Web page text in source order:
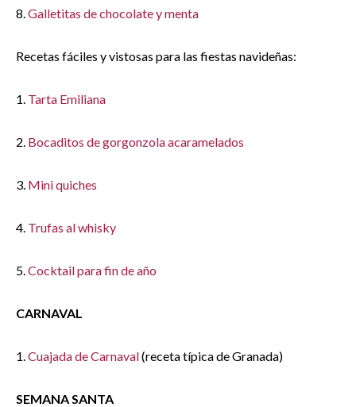
8.Galletitas de chocolate y menta
Recetas fáciles y vistosas para las fiestas navideñas:
1. Tarta Emiliana
2. Bocaditos de gorgonzola acaramelados
3. Mini quiches
4. Trufas al whisky
5.Cocktail para fin de año
CARNAVAL
1.Cuajada de Carnaval(receta típica de Granada)
SEMANA SANTA